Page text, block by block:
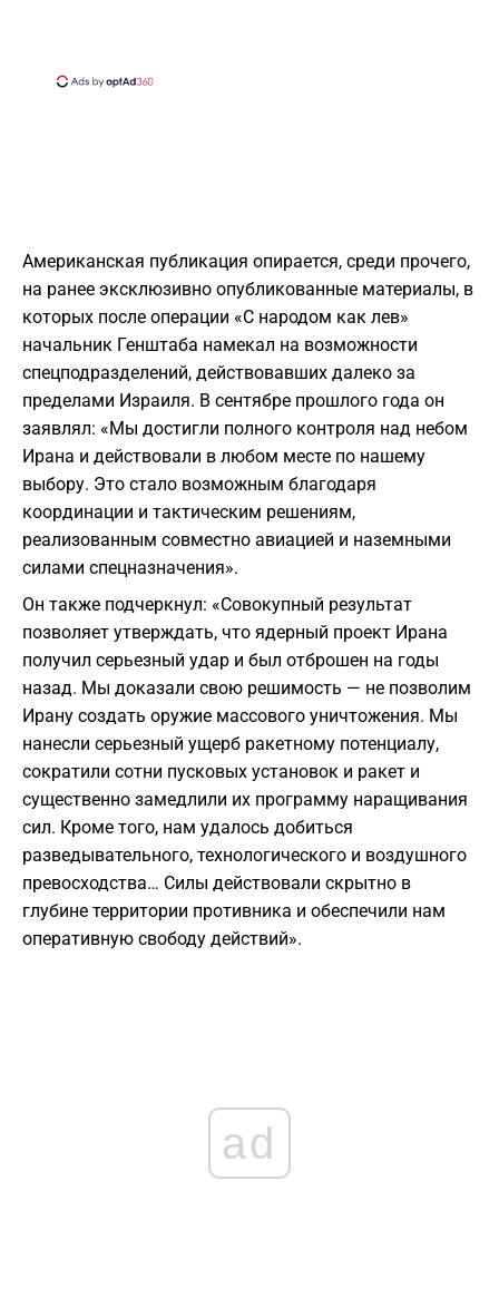
Американская публикация опирается, среди прочего,
на ранее эксклюзивно опубликованные материалы, в
которых после операции «С народом как лев»
начальник Генштаба намекал на возможности
спецподразделений, действовавших далеко за
пределами Израиля. В сентябре прошлого года он
заявлял: «Мы достигли полного контроля над небом
Ирана и действовали в любом месте по нашему
выбору. Это стало возможным благодаря
координации и тактическим решениям,
реализованным совместно авиацией и наземными
силами спецназначения».
Он также подчеркнул: «Совокупный результат
позволяет утверждать, что ядерный проект Ирана
получил серьезный удар и был отброшен на годы
назад. Мы доказали свою решимость — не позволим
Ирану создать оружие массового уничтожения. Мы
нанесли серьезный ущерб ракетному потенциалу,
сократили сотни пусковых установок и ракет и
существенно замедлили их программу наращивания
сил. Кроме того, нам удалось добиться
разведывательного, технологического и воздушного
превосходства… Силы действовали скрытно в
глубине территории противника и обеспечили нам
оперативную свободу действий».
ad